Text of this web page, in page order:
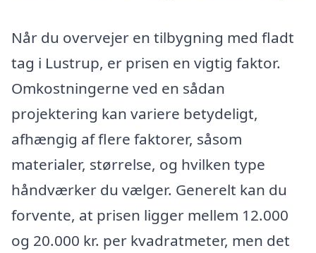
Når du overvejer en tilbygning med fladt
tag i Lustrup, er prisen en vigtig faktor.
Omkostningerne ved en sådan
projektering kan variere betydeligt,
afhængig af flere faktorer, såsom
materialer, størrelse, og hvilken type
håndværker du vælger. Generelt kan du
forvente, at prisen ligger mellem 12.000
og 20.000 kr. per kvadratmeter, men det